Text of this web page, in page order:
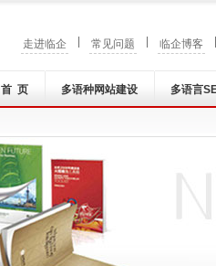
走进临企 常见问题 临企博客
首 页 多语种网站建设 多语言